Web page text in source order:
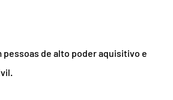
de alto poder aquisitivo e